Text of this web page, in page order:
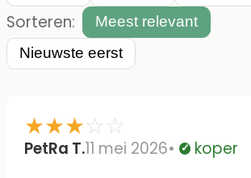
Sorteren:
Meest relevant
Nieuwste eerst
★★★☆☆
PetRa T.11 mei 2026 Geverifieerd
koper